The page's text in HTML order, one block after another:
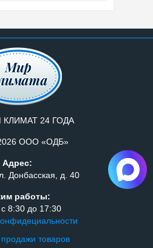
24 ГОДА
ООО «ОДБ»
Адрес:
Донбасская, д. 40
работы:
8:30 до 17:30
товаров